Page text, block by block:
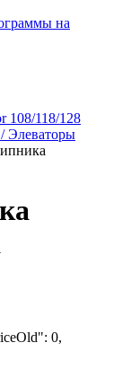
на
108/118/128
Элеваторы
0,